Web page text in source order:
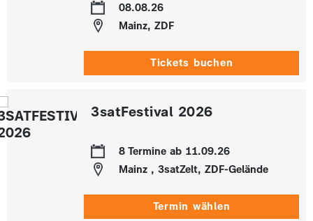
08.08.26
Mainz, ZDF
Tickets buchen
3satFestival 2026
8 Termine ab 11.09.26
Mainz , 3satZelt, ZDF-Gelände
Termin wählen